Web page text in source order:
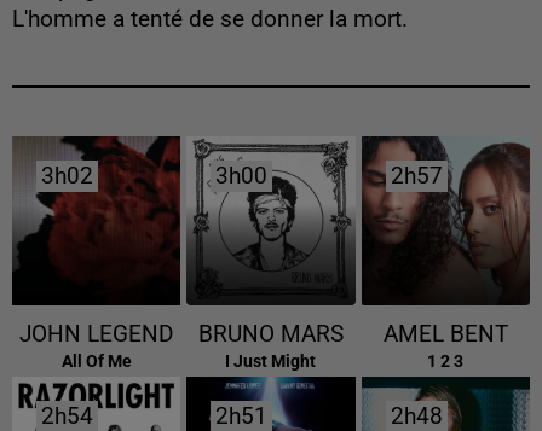
L'homme a tenté de se donner la mort.
3h02
3h02
JOHN LEGEND
All Of Me
3h00
3h00
BRUNO MARS
I Just Might
2h57
2h57
AMEL BENT
1 2 3
2h54
2h54 2h51
2h51 2h48
2h48